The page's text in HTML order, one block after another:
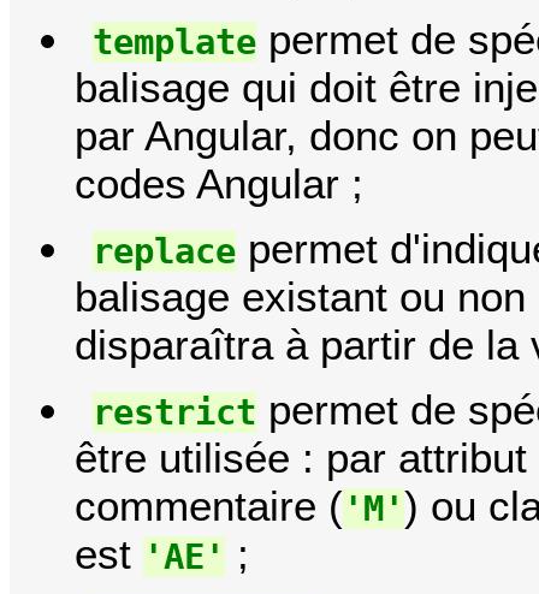
templatepermet de
balisage qui doit être
par Angular, donc on
codes Angular ;
replacepermet
balisage existant ou
disparaîtra à partir de la
restrict permet de
être utilisée : par attribut
commentaire ('M') ou
est 'AE' ;